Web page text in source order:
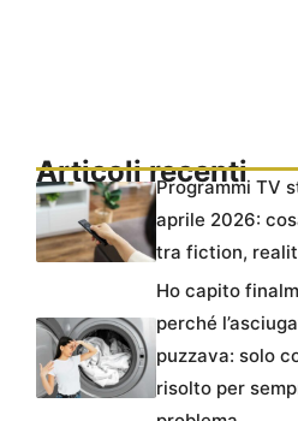
Articoli recenti
Programmi TV
aprile 2026:
tra fiction,
Ho capito
perché
puzzava: solo
risolto per